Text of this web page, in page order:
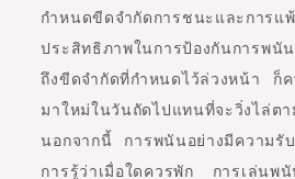
กำหนดขีดจำกัดการชนะและการแ
ประสิทธิภาพในการป้องกันการพ
ถึงขีดจำกัดที่กำหนดไว้ล่วงหน้า ก็ค
มาใหม่ในวันถัดไปแทนที่จะวิ่งไล่ต
นอกจากนี้ การพนันอย่างมีความรับ
การรู้ว่าเมื่อใดควรพัก การเล่นพ